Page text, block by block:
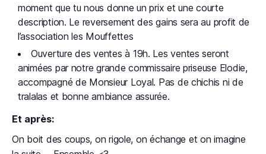
moment que tu nous donne un prix et une courte
description. Le reversement des gains sera au profit de
l’association les Mouffettes
Ouverture des ventes à 19h. Les ventes seront
animées par notre grande commissaire priseuse Elodie,
accompagné de Monsieur Loyal. Pas de chichis ni de
tralalas et bonne ambiance assurée.
Et après:
On boit des coups, on rigole, on échange et on imagine